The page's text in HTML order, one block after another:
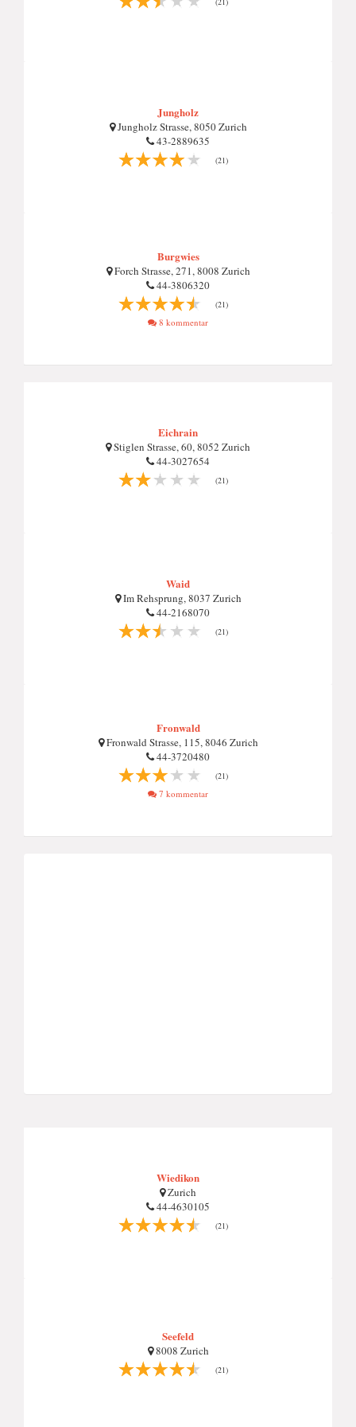
Jungholz
Jungholz Strasse, 8050 Zurich
43-2889635
(21)
Burgwies
Forch Strasse, 271, 8008 Zurich
44-3806320
(21)
8 kommentar
Eichrain
Stiglen Strasse, 60, 8052 Zurich
44-3027654
(21)
Waid
Im Rehsprung, 8037 Zurich
44-2168070
(21)
Fronwald
Fronwald Strasse, 115, 8046 Zurich
44-3720480
(21)
7 kommentar
Wiedikon
Zurich
44-4630105
(21)
Seefeld
8008 Zurich
(21)